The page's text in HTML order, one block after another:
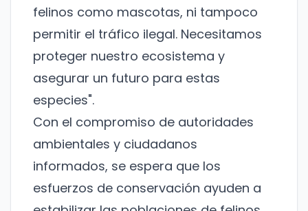
felinos como mascotas, ni tampoco
permitir el tráfico ilegal. Necesitamos
proteger nuestro ecosistema y
asegurar un futuro para estas
especies".
Con el compromiso de autoridades
ambientales y ciudadanos
informados, se espera que los
esfuerzos de conservación ayuden a